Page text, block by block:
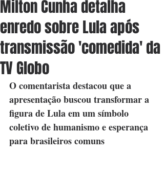
Milton Cunha detalha
enredo sobre Lula após
transmissão 'comedida' da
TV Globo
O comentarista destacou que a
apresentação buscou transformar a
figura de Lula em um símbolo
coletivo de humanismo e esperança
para brasileiros comuns